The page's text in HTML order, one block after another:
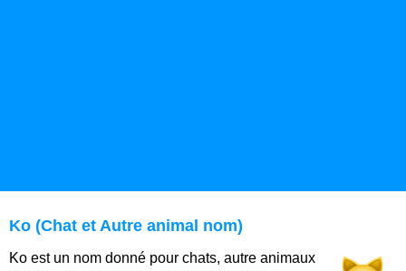
Ko (Chat et Autre animal nom)
Ko est un nom donné pour chats, autre animaux